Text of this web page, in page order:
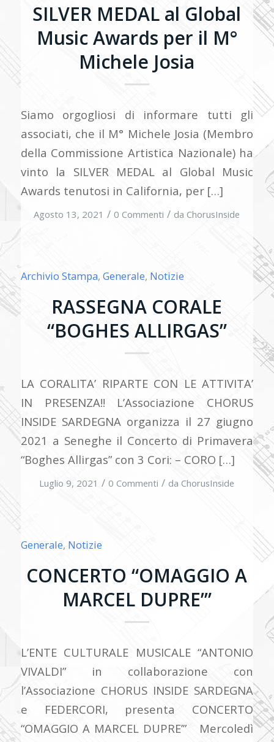
SILVER MEDAL al Global
Music Awards per il M°
Michele Josia
Siamo orgogliosi di informare tutti gli
associati, che il M° Michele Josia (Membro
della Commissione Artistica Nazionale) ha
vinto la SILVER MEDAL al Global Music
Awards tenutosi in California, per […]
Agosto 13, 2021 / 0 Commenti / da ChorusInside
Archivio Stampa, Generale, Notizie
RASSEGNA CORALE
“BOGHES ALLIRGAS”
LA CORALITA’ RIPARTE CON LE ATTIVITA’
IN PRESENZA!! L’Associazione CHORUS
INSIDE SARDEGNA organizza il 27 giugno
2021 a Seneghe il Concerto di Primavera
“Boghes Allirgas” con 3 Cori: – CORO […]
Luglio 9, 2021 / 0 Commenti / da ChorusInside
Generale, Notizie
CONCERTO “OMAGGIO A
MARCEL DUPRE’”
L’ENTE CULTURALE MUSICALE “ANTONIO
VIVALDI” in collaborazione con
l’Associazione CHORUS INSIDE SARDEGNA
e FEDERCORI, presenta CONCERTO
“OMAGGIO A MARCEL DUPRE’” Mercoledì